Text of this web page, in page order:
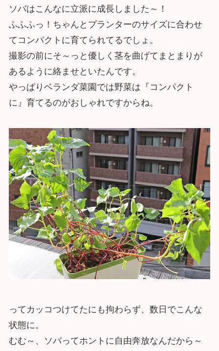
ソバはこんなに立派に成長しました～！
ふふふっ！ちゃんとプランターのサイズに合わせ
てコンパクトに育てられてるでしょ。
撮影の前にそ～っと優しく茎を曲げてまとまりが
あるように絡ませといたんです。
やっぱりベランダ菜園では野菜は『コンパクト
に』育てるのがおしゃれですからね。
ってカッコつけてたにも拘わらず、数日でこんな
状態に。
むむ～、ソバってホントに自由奔放なんだから～